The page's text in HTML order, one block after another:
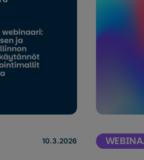
10.3.2026